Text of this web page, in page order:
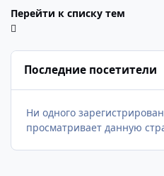
Перейти к списку тем
Последние посетители
Ни одного
просматривает данную